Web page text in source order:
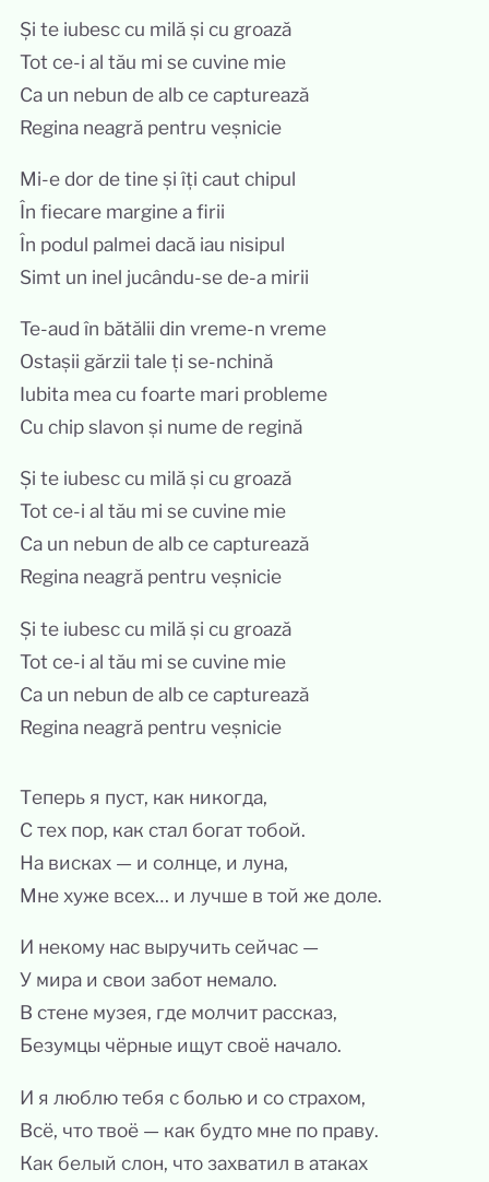
Și te iubesc cu milă și cu groază
Tot ce-i al tău mi se cuvine mie
Ca un nebun de alb ce capturează
Regina neagră pentru veșnicie
Mi-e dor de tine și îți caut chipul
În fiecare margine a firii
În podul palmei dacă iau nisipul
Simt un inel jucându-se de-a mirii
Te-aud în bătălii din vreme-n vreme
Ostașii gărzii tale ți se-nchină
Iubita mea cu foarte mari probleme
Cu chip slavon și nume de regină
Și te iubesc cu milă și cu groază
Tot ce-i al tău mi se cuvine mie
Ca un nebun de alb ce capturează
Regina neagră pentru veșnicie
Și te iubesc cu milă și cu groază
Tot ce-i al tău mi se cuvine mie
Ca un nebun de alb ce capturează
Regina neagră pentru veșnicie
Теперь я пуст, как никогда,
С тех пор, как стал богат тобой.
На висках — и солнце, и луна,
Мне хуже всех… и лучше в той же доле.
И некому нас выручить сейчас —
У мира и свои забот немало.
В стене музея, где молчит рассказ,
Безумцы чёрные ищут своё начало.
И я люблю тебя с болью и со страхом,
Всё, что твоё — как будто мне по праву.
Как белый слон, что захватил в атаках